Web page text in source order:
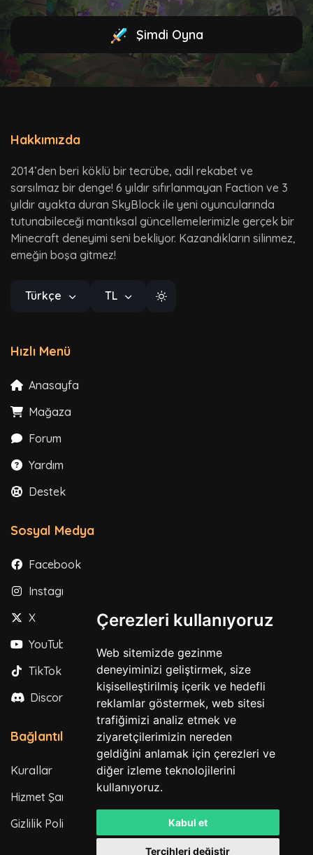
Çerezleri kullanıyoruz
Web sitemizde gezinme
deneyiminizi geliştirmek, size
kişiselleştirilmiş içerik ve hedefli
reklamlar göstermek, web sitesi
trafiğimizi analiz etmek ve
ziyaretçilerimizin nereden
geldiğini anlamak için çerezleri ve
diğer izleme teknolojilerini
kullanıyoruz.
Kabul et
Tercihleri değiştir
Şimdi Oyna
Hakkımızda
2014’den beri köklü bir tecrübe, adil rekabet ve
sarsılmaz bir denge! 6 yıldır sıfırlanmayan Faction ve 3
yıldır ayakta duran SkyBlock ile yeni oyuncularında
tutunabileceği mantıksal güncellemelerimizle gerçek bir
Minecraft deneyimi seni bekliyor. Kazandıkların silinmez,
emeğin boşa gitmez!
Türkçe TL
Hızlı Menü
Anasayfa
Mağaza
Forum
Yardım
Destek
Sosyal Medya
Facebook
Instagram
X
YouTube
TikTok
Discord
Bağlantılar
Kurallar
Hizmet Şartları
Gizlilik Politikası